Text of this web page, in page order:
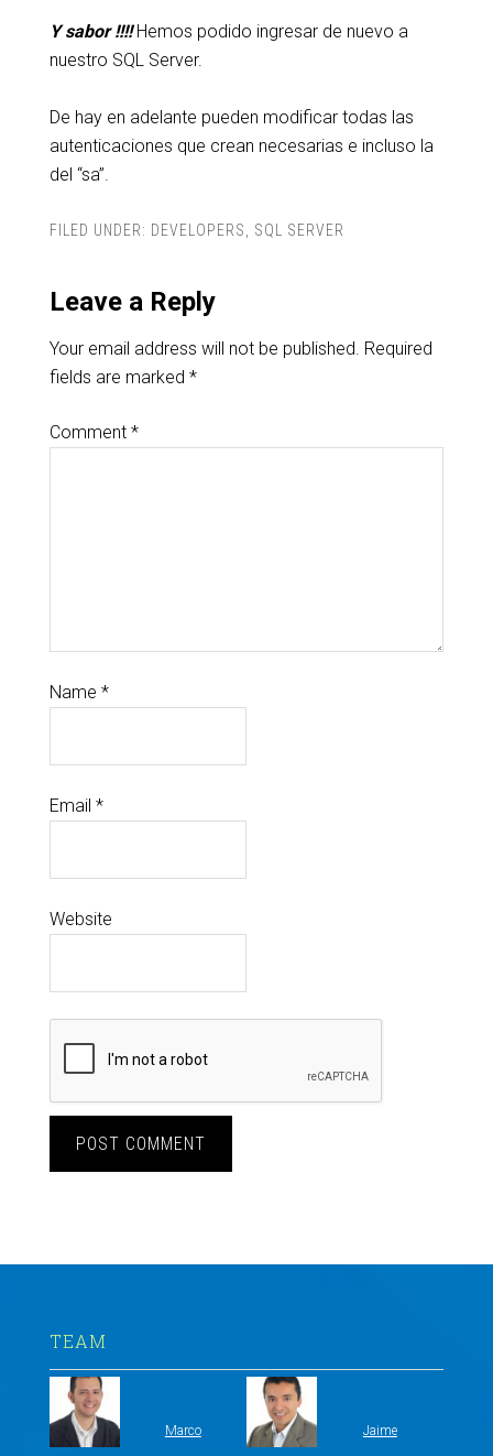
Y sabor !!!!Hemos podido ingresar de nuevo a
nuestro SQL Server.
De hay en adelante pueden modificar todas las
autenticaciones que crean necesarias e incluso la
del “sa”.
FILED UNDER: DEVELOPERS SQL SERVER
Leave a Reply
Your email address will not be published. Required
fields are marked *
Comment *
Name *
Email *
Website
TEAM
Marco Jaime